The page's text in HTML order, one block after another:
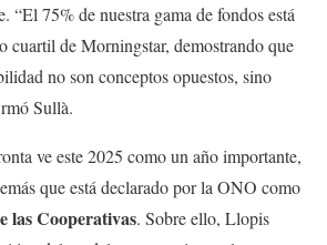
“El 75% de nuestra gama de fondos está
cuartil de Morningstar, demostrando que
no son conceptos opuestos, sino
Sullà.
ve este 2025 como un año importante,
que está declarado por la ONO como
las Cooperativas. Sobre ello, Llopis